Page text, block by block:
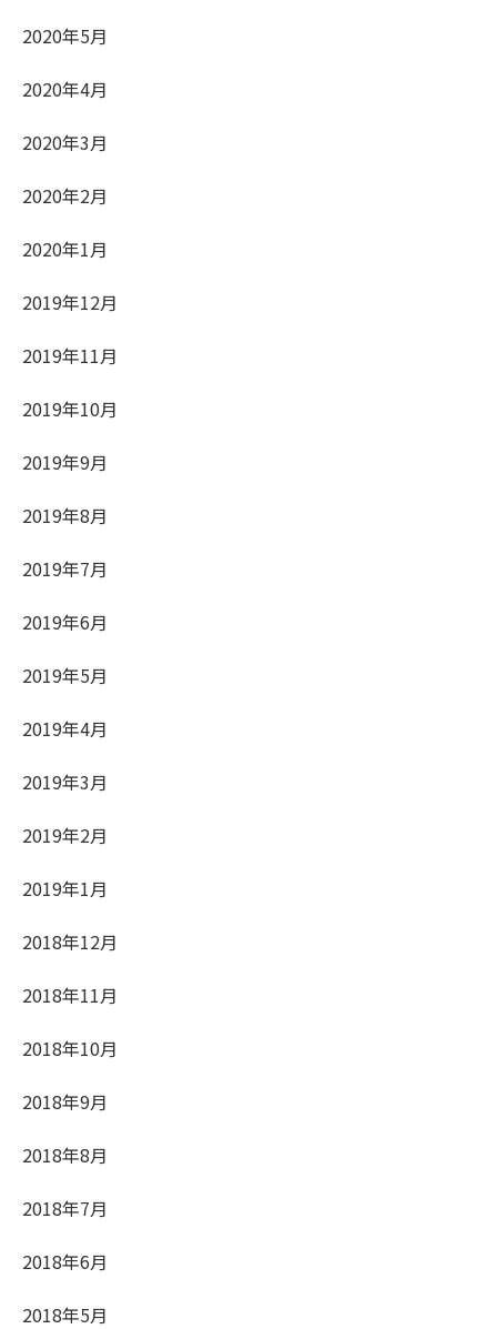
2020年5月
2020年4月
2020年3月
2020年2月
2020年1月
2019年12月
2019年11月
2019年10月
2019年9月
2019年8月
2019年7月
2019年6月
2019年5月
2019年4月
2019年3月
2019年2月
2019年1月
2018年12月
2018年11月
2018年10月
2018年9月
2018年8月
2018年7月
2018年6月
2018年5月